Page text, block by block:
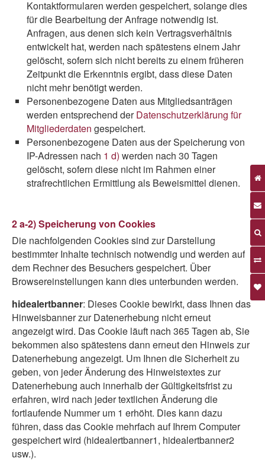
Kontaktformularen werden gespeichert, solange dies
für die Bearbeitung der Anfrage notwendig ist.
Anfragen, aus denen sich kein Vertragsverhältnis
entwickelt hat, werden nach spätestens einem Jahr
gelöscht, sofern sich nicht bereits zu einem früheren
Zeitpunkt die Erkenntnis ergibt, dass diese Daten
nicht mehr benötigt werden.
Personenbezogene Daten aus Mitgliedsanträgen
werden entsprechend derDatenschutzerklärung für
Mitgliederdaten gespeichert.
Personenbezogene Daten aus der Speicherung von
IP-Adressen nach 1 d) werden nach 30 Tagen
gelöscht, sofern diese nicht im Rahmen einer
strafrechtlichen Ermittlung als Beweismittel dienen.
2 a-2) Speicherung von Cookies
Die nachfolgenden Cookies sind zur Darstellung
bestimmter Inhalte technisch notwendig und werden auf
dem Rechner des Besuchers gespeichert. Über
Browsereinstellungen kann dies unterbunden werden.
hidealertbanner: Dieses Cookie bewirkt, dass Ihnen das
Hinweisbanner zur Datenerhebung nicht erneut
angezeigt wird. Das Cookie läuft nach 365 Tagen ab, Sie
bekommen also spätestens dann erneut den Hinweis zur
Datenerhebung angezeigt. Um Ihnen die Sicherheit zu
geben, von jeder Änderung des Hinweistextes zur
Datenerhebung auch innerhalb der Gültigkeitsfrist zu
erfahren, wird nach jeder textlichen Änderung die
fortlaufende Nummer um 1 erhöht. Dies kann dazu
führen, dass das Cookie mehrfach auf Ihrem Computer
gespeichert wird (hidealertbanner1, hidealertbanner2
usw.).